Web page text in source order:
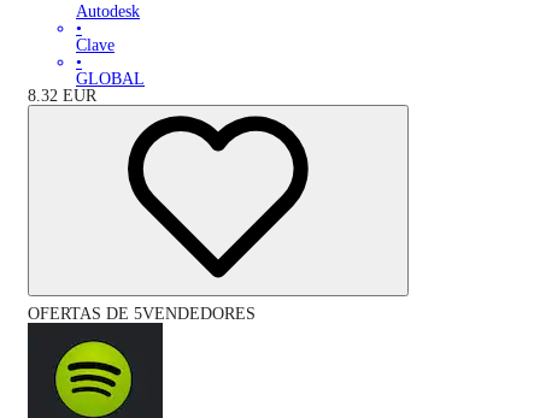
Autodesk
•
Clave
•
GLOBAL
8.32 EUR
OFERTAS DE 5VENDEDORES